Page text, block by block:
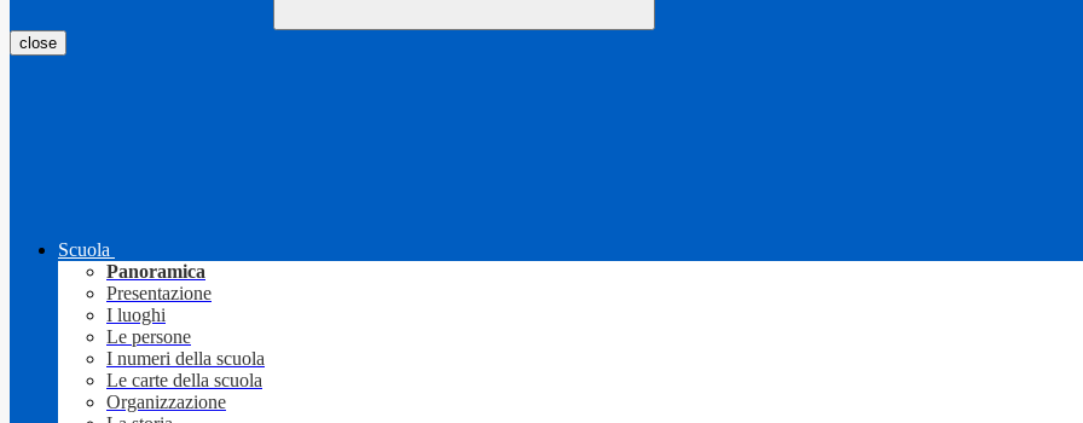
close
Scuola
Panoramica
Presentazione
I luoghi
Le persone
I numeri della scuola
Le carte della scuola
Organizzazione